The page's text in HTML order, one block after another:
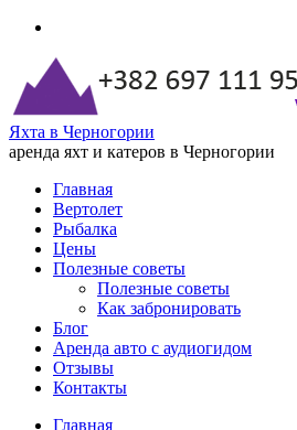
Яхта в Черногории
аренда яхт и катеров в Черногории
Главная
Вертолет
Рыбалка
Цены
Полезные советы
Полезные советы
Как забронировать
Блог
Аренда авто с аудиогидом
Отзывы
Контакты
Главная